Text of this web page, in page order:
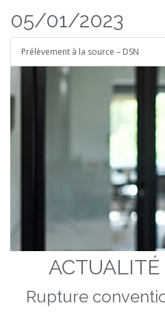
05/01/2023
Prélèvement à la source – DSN
Rupture